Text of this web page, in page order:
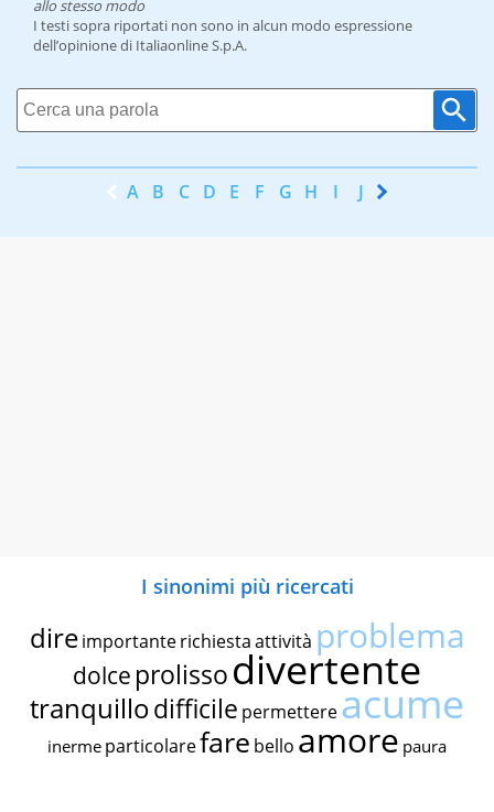
allo stesso modo
I testi sopra riportati non sono in alcun modo espressione
dell’opinione di Italiaonline S.p.A.
A B C D E F G H I J K
I sinonimi più ricercati
dire importante richiestaattività problema
dolce prolissodivertente
tranquillodifficile permettereacume
inerme particolarefare bello amore paura